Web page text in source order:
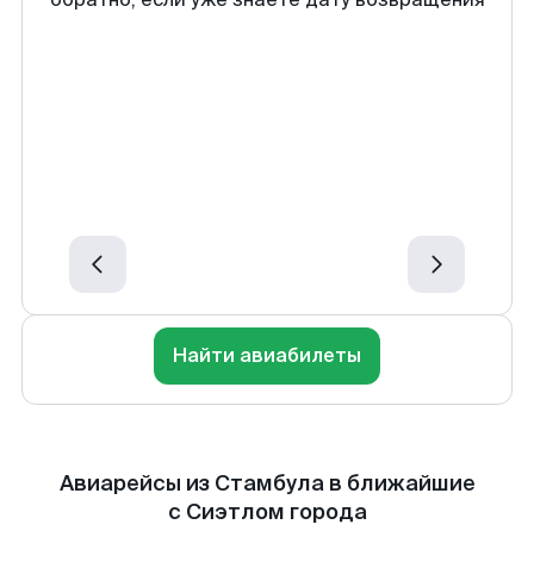
Найти авиабилеты
Авиарейсы из Стамбула в ближайшие
с Сиэтлом города